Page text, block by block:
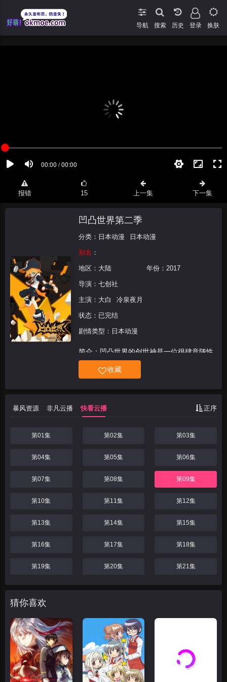
导航 搜索 登录 换肤
报错 15 上一集 下一集
凹凸世界第二季
分类： 日本动漫 日本动漫
别名 ：
地区： 大陆 年份： 2017
导演： 七创社
主演： 大白 冷泉夜月
状态：已完结
剧情类型：日本动漫
简介：凹凸世界的创世神是一位很肆意随性
的神明。他创造了凹凸世界的无数星球和人
民，又随心所欲毫无规律地统治着他们——
他让有的星球富饶美丽，让有的星球贫瘠荒
民承担重税苦役。
收藏
暴风资源 非凡云播 快看云播 正序
第01集 第02集 第03集
第04集 第05集 第06集
第07集 第08集 第09集
第10集 第11集 第12集
第13集 第14集 第15集
第16集 第17集 第18集
第19集 第20集 第21集
猜你喜欢